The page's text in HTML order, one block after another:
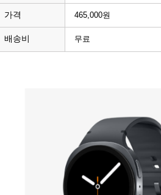
가격 465,000원
배송비 무료